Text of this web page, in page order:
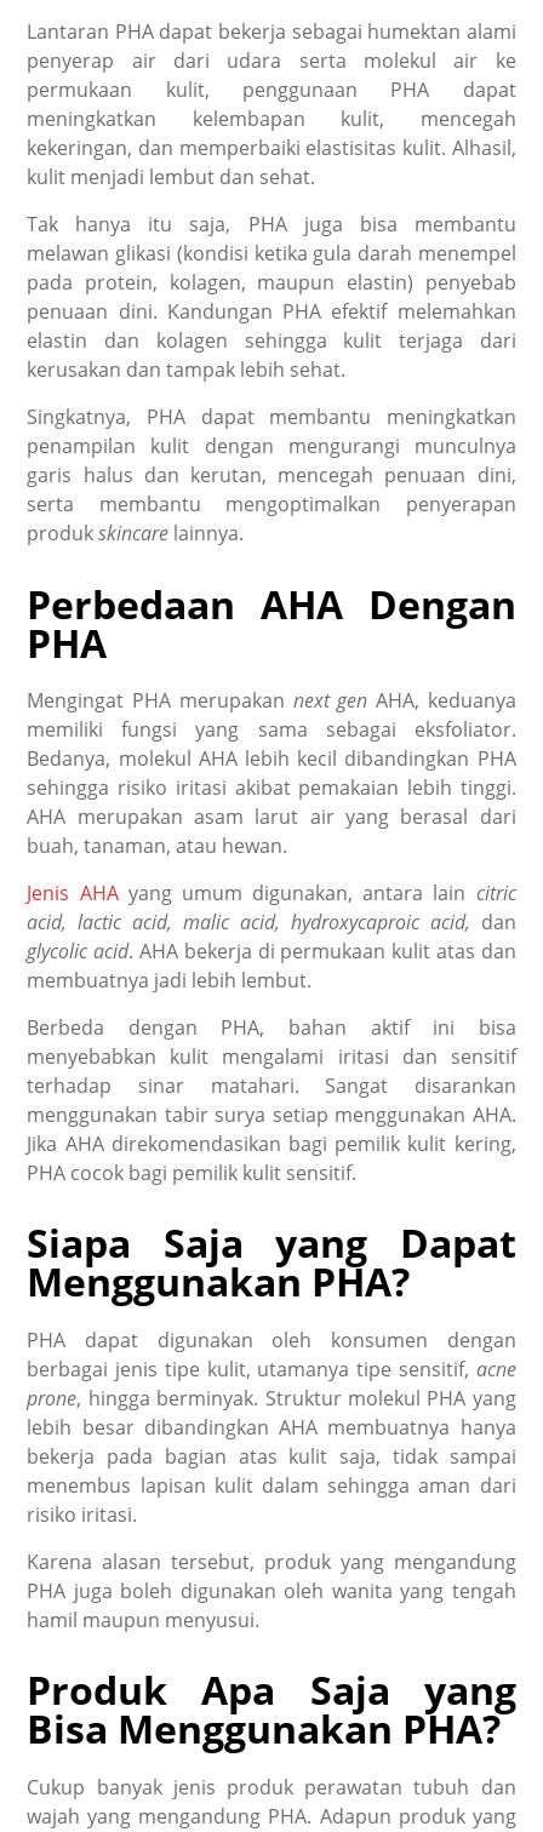
Lantaran PHA dapat bekerja sebagai humektan alami
penyerap air dari udara serta molekul air ke
permukaan kulit, penggunaan PHA dapat
meningkatkan kelembapan kulit, mencegah
kekeringan, dan memperbaiki elastisitas kulit. Alhasil,
kulit menjadi lembut dan sehat.
Tak hanya itu saja, PHA juga bisa membantu
melawan glikasi (kondisi ketika gula darah menempel
pada protein, kolagen, maupun elastin) penyebab
penuaan dini. Kandungan PHA efektif melemahkan
elastin dan kolagen sehingga kulit terjaga dari
kerusakan dan tampak lebih sehat.
Singkatnya, PHA dapat membantu meningkatkan
penampilan kulit dengan mengurangi munculnya
garis halus dan kerutan, mencegah penuaan dini,
serta membantu mengoptimalkan penyerapan
produkskincare lainnya.
Perbedaan AHA Dengan
PHA
Mengingat PHA merupakan next gen AHA, keduanya
memiliki fungsi yang sama sebagai eksfoliator.
Bedanya, molekul AHA lebih kecil dibandingkan PHA
sehingga risiko iritasi akibat pemakaian lebih tinggi.
AHA merupakan asam larut air yang berasal dari
buah, tanaman, atau hewan.
Jenis AHAyang umum digunakan, antara lain citric
acid, lactic acid, malic acid, hydroxycaproic acid, dan
glycolic acid. AHA bekerja di permukaan kulit atas dan
membuatnya jadi lebih lembut.
Berbeda dengan PHA, bahan aktif ini bisa
menyebabkan kulit mengalami iritasi dan sensitif
terhadap sinar matahari. Sangat disarankan
menggunakan tabir surya setiap menggunakan AHA.
Jika AHA direkomendasikan bagi pemilik kulit kering,
PHA cocok bagi pemilik kulit sensitif.
Siapa Saja yang Dapat
Menggunakan PHA?
PHA dapat digunakan oleh konsumen dengan
berbagai jenis tipe kulit, utamanya tipe sensitif, acne
prone, hingga berminyak. Struktur molekul PHA yang
lebih besar dibandingkan AHA membuatnya hanya
bekerja pada bagian atas kulit saja, tidak sampai
menembus lapisan kulit dalam sehingga aman dari
risiko iritasi.
Karena alasan tersebut, produk yang mengandung
PHA juga boleh digunakan oleh wanita yang tengah
hamil maupun menyusui.
Produk Apa Saja yang
Bisa Menggunakan PHA?
Cukup banyak jenis produk perawatan tubuh dan
wajah yang mengandung PHA. Adapun produk yang